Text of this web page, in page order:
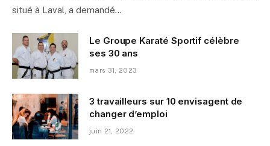
situé à Laval, a demandé…
Le Groupe Karaté Sportif célèbre
ses 30 ans
mars 31, 2023
3 travailleurs sur 10 envisagent de
changer d’emploi
juin 21, 2022